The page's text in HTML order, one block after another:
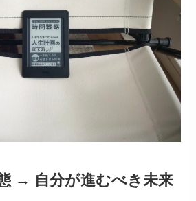
→ 自分が進むべき未来